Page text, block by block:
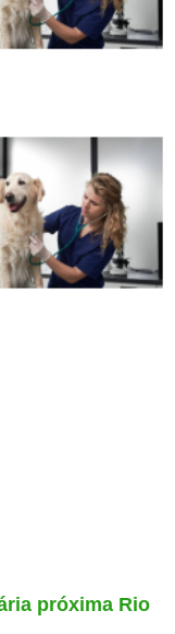
próxima Rio